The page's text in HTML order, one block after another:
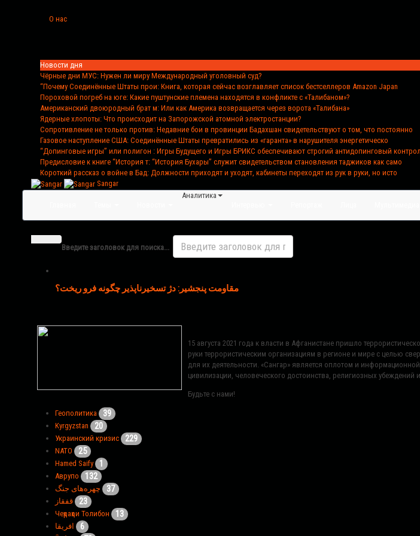
О нас
Новости дня
Чёрные дни МУС: Нужен ли миру Международный уголовный суд?
“Почему Соединённые Штаты прои: Книга, которая сейчас возглавляет список бестселлеров Amazon Japan
Пороховой погреб на юге: Какие пуштунские племена находятся в конфликте с «Талибаном»?
Американский двоюродный брат м: Или как Америка возвращается через ворота «Талибана»
Ядерные хлопоты: Что происходит на Запорожской атомной электростанции?
Сопротивление не только против: Недавние бои в провинции Бадахшан свидетельствуют о том, что постоянно
Газовое наступление США: Соединённые Штаты превратились из «гаранта» в нарушителя энергетическо
“Допинговые игры” или полигон : Игры Будущего и Игры БРИКС обеспечивают строгий антидопинговый контрол
Предисловие к книге “История т: “История Бухары” служит свидетельством становления таджиков как само
Короткий рассказ о войне в Бад: Должности приходят и уходят, кабинеты переходят из рук в руки, но исто
Sangar
Аналитика
Введите заголовок для поиска...
مقاومت پنجشیر: دژ تسخیرناپذیر چگونه فرو ریخت؟
15 августа 2021 года к власти в Афганистане пришло
руки террористическим организациям в регионе и мире с целью
для их деятельности. «Сангар» является оплотом и
цивилизации, человеческого достоинства, религиозных убеждений
Будьте с нами!
Геополитика 39
Kyrgyzstan 20
Украинский кризис 229
NATO 25
Hamed Saify 1
Аврупо 132
چهره‌های جنگ 37
قفقاز 23
Чеҳраҳои Толибон 13
افریقا 6